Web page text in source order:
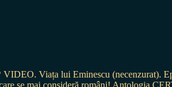
VIDEO. Viața lui Eminescu (necenzurat).